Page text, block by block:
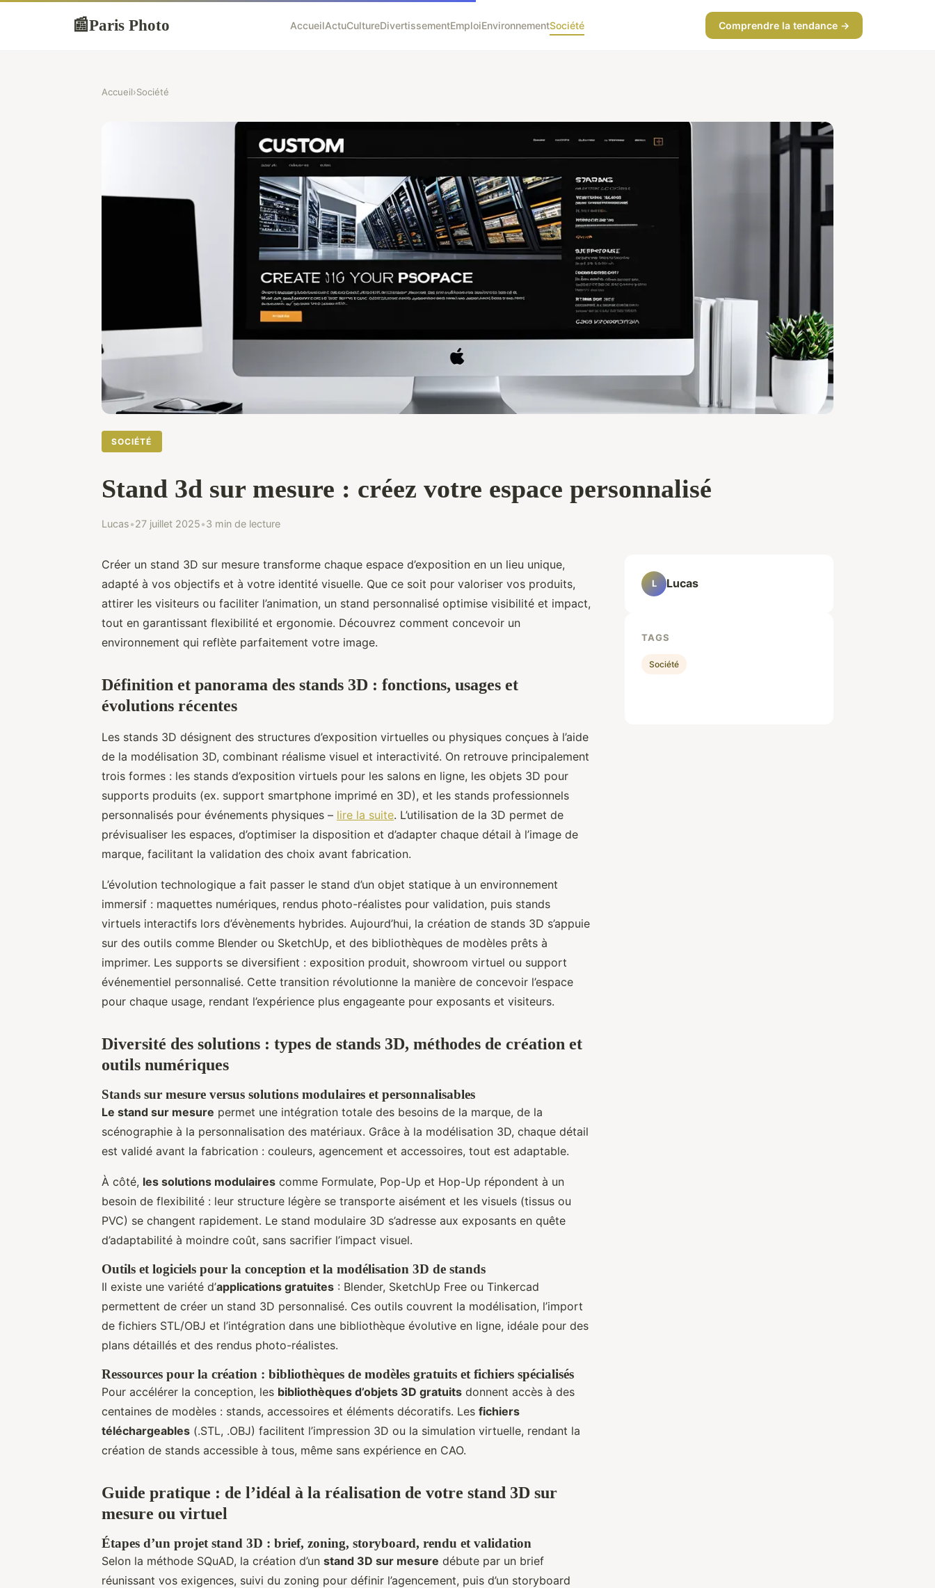
📰Paris Photo AccueilActuCultureDivertissementEmploiEnvironnementSociété Comprendre la tendance →
Accueil›Société
SOCIÉTÉ
Stand 3d sur mesure : créez votre espace personnalisé
Lucas•27 juillet 2025•3 min de lecture
Créer un stand 3D sur mesure transforme chaque espace d’exposition en un lieu unique,
adapté à vos objectifs et à votre identité visuelle. Que ce soit pour valoriser vos produits,
attirer les visiteurs ou faciliter l’animation, un stand personnalisé optimise visibilité et impact,
tout en garantissant flexibilité et ergonomie. Découvrez comment concevoir un
environnement qui reflète parfaitement votre image.
Définition et panorama des stands 3D : fonctions, usages et
évolutions récentes
Les stands 3D désignent des structures d’exposition virtuelles ou physiques conçues à l’aide
de la modélisation 3D, combinant réalisme visuel et interactivité. On retrouve principalement
trois formes : les stands d’exposition virtuels pour les salons en ligne, les objets 3D pour
supports produits (ex. support smartphone imprimé en 3D), et les stands professionnels
personnalisés pour événements physiques – lire la suite. L’utilisation de la 3D permet de
prévisualiser les espaces, d’optimiser la disposition et d’adapter chaque détail à l’image de
marque, facilitant la validation des choix avant fabrication.
L’évolution technologique a fait passer le stand d’un objet statique à un environnement
immersif : maquettes numériques, rendus photo-réalistes pour validation, puis stands
virtuels interactifs lors d’évènements hybrides. Aujourd’hui, la création de stands 3D s’appuie
sur des outils comme Blender ou SketchUp, et des bibliothèques de modèles prêts à
imprimer. Les supports se diversifient : exposition produit, showroom virtuel ou support
événementiel personnalisé. Cette transition révolutionne la manière de concevoir l’espace
pour chaque usage, rendant l’expérience plus engageante pour exposants et visiteurs.
Diversité des solutions : types de stands 3D, méthodes de création et
outils numériques
Stands sur mesure versus solutions modulaires et personnalisables
Le stand sur mesure permet une intégration totale des besoins de la marque, de la
scénographie à la personnalisation des matériaux. Grâce à la modélisation 3D, chaque détail
est validé avant la fabrication : couleurs, agencement et accessoires, tout est adaptable.
À côté, les solutions modulaires comme Formulate, Pop-Up et Hop-Up répondent à un
besoin de flexibilité : leur structure légère se transporte aisément et les visuels (tissus ou
PVC) se changent rapidement. Le stand modulaire 3D s’adresse aux exposants en quête
d’adaptabilité à moindre coût, sans sacrifier l’impact visuel.
Outils et logiciels pour la conception et la modélisation 3D de stands
Il existe une variété d’applications gratuites : Blender, SketchUp Free ou Tinkercad
permettent de créer un stand 3D personnalisé. Ces outils couvrent la modélisation, l’import
de fichiers STL/OBJ et l’intégration dans une bibliothèque évolutive en ligne, idéale pour des
plans détaillés et des rendus photo-réalistes.
Ressources pour la création : bibliothèques de modèles gratuits et fichiers spécialisés
Pour accélérer la conception, les bibliothèques d’objets 3D gratuits donnent accès à des
centaines de modèles : stands, accessoires et éléments décoratifs. Les fichiers
téléchargeables (.STL, .OBJ) facilitent l’impression 3D ou la simulation virtuelle, rendant la
création de stands accessible à tous, même sans expérience en CAO.
Guide pratique : de l’idéal à la réalisation de votre stand 3D sur
mesure ou virtuel
Étapes d’un projet stand 3D : brief, zoning, storyboard, rendu et validation
Selon la méthode SQuAD, la création d’un stand 3D sur mesure débute par un brief
réunissant vos exigences, suivi du zoning pour définir l’agencement, puis d’un storyboard
L Lucas
TAGS
Société